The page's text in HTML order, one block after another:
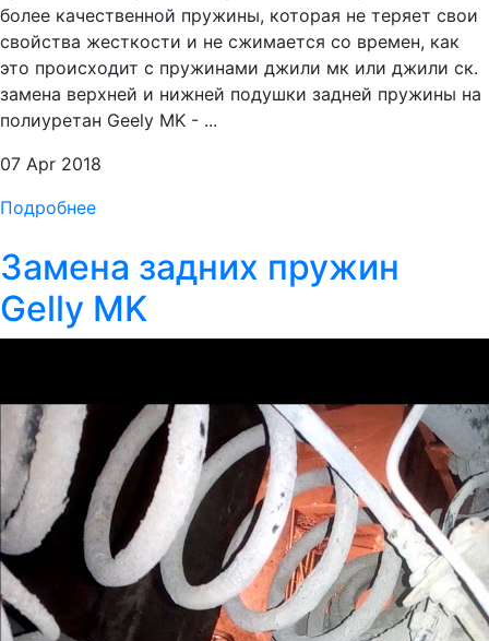
более качественной пружины, которая не теряет свои
свойства жесткости и не сжимается со времен, как
это происходит с пружинами джили мк или джили ск.
замена верхней и нижней подушки задней пружины на
полиуретан Geely MK - ...
07 Apr 2018
Подробнее
Замена задних пружин
Gelly MK